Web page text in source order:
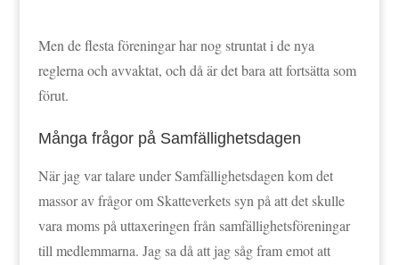
Men de flesta föreningar har nog struntat i de nya
reglerna och avvaktat, och då är det bara att fortsätta som
förut.
Många frågor på Samfällighetsdagen
När jag var talare under Samfällighetsdagen kom det
massor av frågor om Skatteverkets syn på att det skulle
vara moms på uttaxeringen från samfällighetsföreningar
till medlemmarna. Jag sa då att jag såg fram emot att